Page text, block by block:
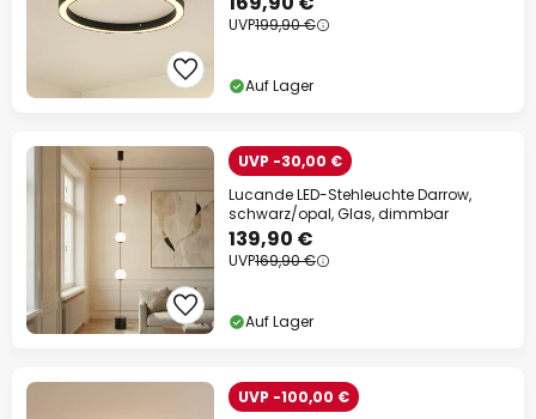
UVP199,90 €
Auf Lager
UVP -30,00 €
Lucande LED-Stehleuchte Darrow,
schwarz/opal, Glas, dimmbar
139,90 €
UVP169,90 €
Auf Lager
UVP -100,00 €